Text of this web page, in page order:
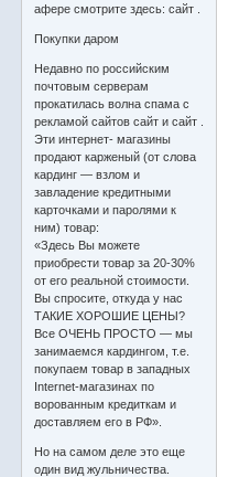
афере смотрите здесь: сайт .
Покупки даром
Недавно по российским
почтовым серверам
прокатилась волна спама с
рекламой сайтов сайт и сайт .
Эти интернет- магазины
продают карженый (от слова
кардинг — взлом и
завладение кредитными
карточками и паролями к
ним) товар:
«Здесь Вы можете
приобрести товар за 20-30%
от его реальной стоимости.
Вы спросите, откуда у нас
ТАКИЕ ХОРОШИЕ ЦЕНЫ?
Все ОЧЕНЬ ПРОСТО — мы
занимаемся кардингом, т.е.
покупаем товар в западных
Internet-магазинах по
ворованным кредиткам и
доставляем его в РФ».
Но на самом деле это еще
один вид жульничества.